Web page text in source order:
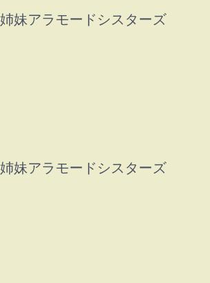
妹アラモードシスターズ
妹アラモードシスターズ